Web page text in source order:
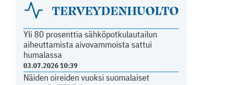
TERVEYDENHUOLTO
Yli 80 prosenttia sähköpotkulautailun
aiheuttamista aivovammoista sattui
humalassa
03.07.2026 10:39
Näiden oireiden vuoksi suomalaiset